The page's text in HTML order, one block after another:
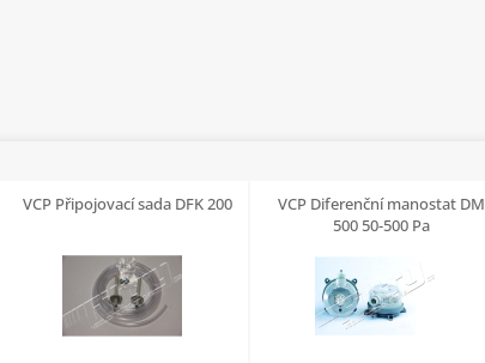
VCP Připojovací sada DFK 200
VCP Diferenční manostat DM
500 50-500 Pa